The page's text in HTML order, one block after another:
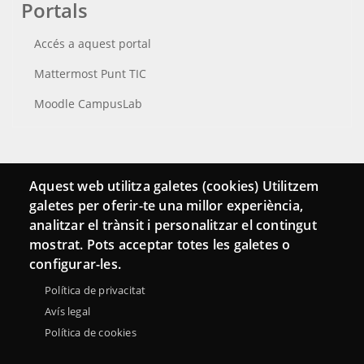
Portals
Accés a aquest portal
Mattermost Punt TIC
Moodle CampusLab
Connecta
Bustia de contacte
Butlletins
Aquest web utilitza galetes (cookies) Utilitzem
galetes per oferir-te una millor experiència,
analitzar el trànsit i personalitzar el contingut
mostrat. Pots acceptar totes les galetes o
configurar-les.
Política de privacitat
Avís legal
Política de cookies